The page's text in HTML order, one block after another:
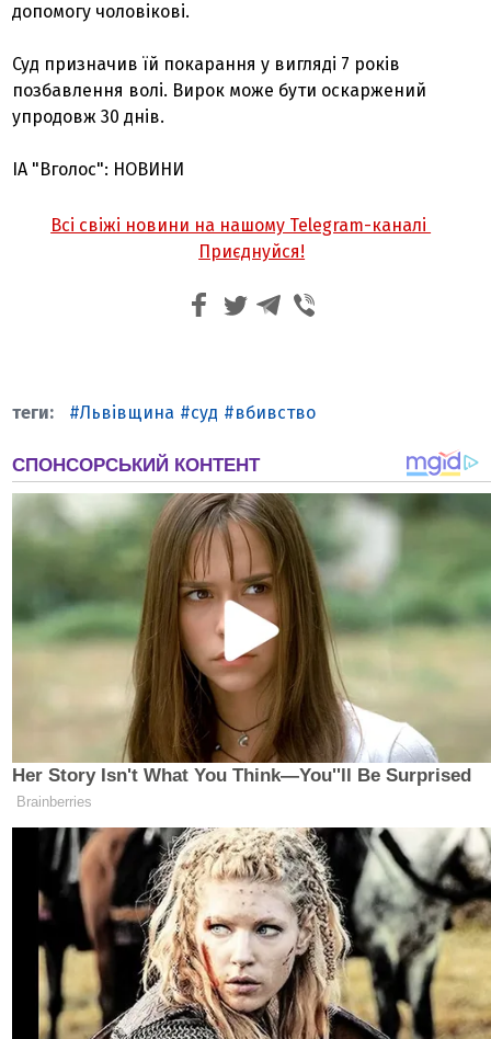
допомогу чоловікові.
Суд призначив їй покарання у вигляді 7 років
позбавлення волі. Вирок може бути оскаржений
упродовж 30 днів.
ІА "Вголос": НОВИНИ
Всі свіжі новини на нашому Telegram-каналі
Приєднуйся!
Львівщина суд вбивство